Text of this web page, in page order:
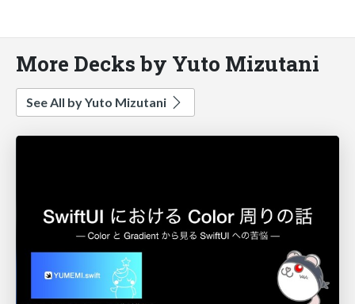
More Decks by Yuto Mizutani
See All by Yuto Mizutani